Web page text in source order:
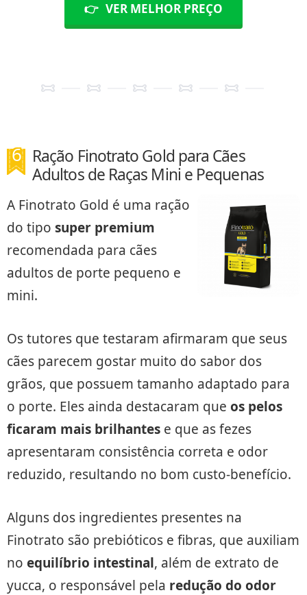
👉 VER MELHOR PREÇO
Ração Finotrato Gold para Cães
Adultos de Raças Mini e Pequenas
A Finotrato Gold é uma ração
do tipo super premium
recomendada para cães
adultos de porte pequeno e
mini.
Os tutores que testaram afirmaram que seus
cães parecem gostar muito do sabor dos
grãos, que possuem tamanho adaptado para
o porte. Eles ainda destacaram que os pelos
ficaram mais brilhantes e que as fezes
apresentaram consistência correta e odor
reduzido, resultando no bom custo-benefício.
Alguns dos ingredientes presentes na
Finotrato são prebióticos e fibras, que auxiliam
no equilíbrio intestinal, além de extrato de
yucca, o responsável pela redução do odor